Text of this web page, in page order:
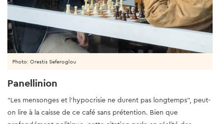
Panellinion
“Les mensonges et l’hypocrisie ne durent pas longtemps”, peut-
on lire à la caisse de ce café sans prétention. Bien que
Photo: Orestis Seferoglou